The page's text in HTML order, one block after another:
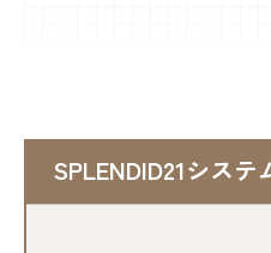
SPLENDID21シス